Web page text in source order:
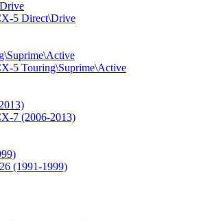
5 Direct\Drive
5 Touring\Suprime\Active
7 (2006-2013)
(1991-1999)